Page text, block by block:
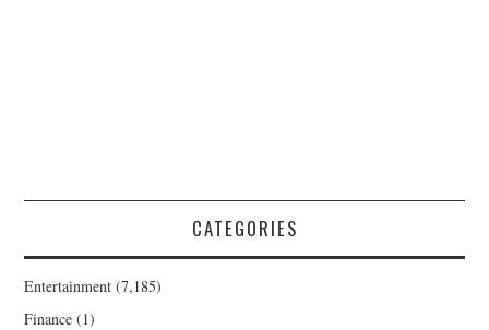
CATEGORIES
Entertainment (7,185)
Finance (1)